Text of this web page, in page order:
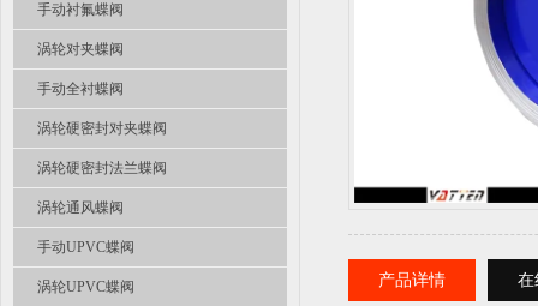
手动衬氟蝶阀
涡轮对夹蝶阀
手动全衬蝶阀
涡轮硬密封对夹蝶阀
涡轮硬密封法兰蝶阀
涡轮通风蝶阀
手动UPVC蝶阀
涡轮UPVC蝶阀 产品详情 在